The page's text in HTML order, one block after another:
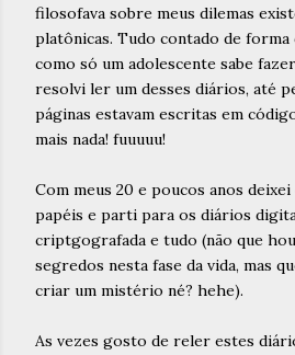
filosofava sobre meus dilemas
platônicas. Tudo contado de forma
como só um adolescente sabe
resolvi ler um desses diários, até
páginas estavam escritas em
mais nada! fuuuuu!
Com meus 20 e poucos anos
papéis e parti para os diários
criptgografada e tudo (não que
segredos nesta fase da vida, mas
criar um mistério né? hehe).
As vezes gosto de reler estes